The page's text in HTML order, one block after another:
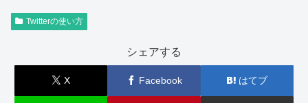
Twitterの使い方
シェアする
X Facebook はてブ